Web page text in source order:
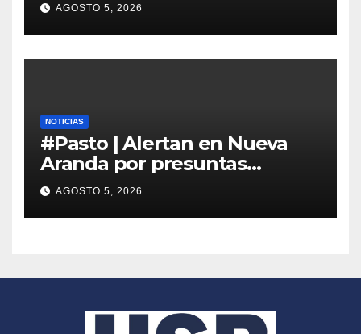
vía
AGOSTO 5, 2026
NOTICIAS
#Pasto | Alertan en Nueva
Aranda por presuntas
amenazas de cobradores
“gota a gota”
AGOSTO 5, 2026